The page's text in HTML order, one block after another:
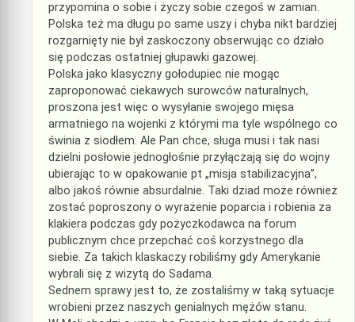
przypomina o sobie i życzy sobie czegoś w zamian.
Polska też ma długu po same uszy i chyba nikt bardziej
rozgarnięty nie był zaskoczony obserwując co działo
się podczas ostatniej głupawki gazowej.
Polska jako klasyczny gołodupiec nie mogąc
zaproponować ciekawych surowców naturalnych,
proszona jest więc o wysyłanie swojego mięsa
armatniego na wojenki z którymi ma tyle wspólnego co
świnia z siodłem. Ale Pan chce, sługa musi i tak nasi
dzielni posłowie jednogłośnie przyłączają się do wojny
ubierając to w opakowanie pt „misja stabilizacyjna”,
albo jakoś równie absurdalnie. Taki dziad może również
zostać poproszony o wyrażenie poparcia i robienia za
klakiera podczas gdy pożyczkodawca na forum
publicznym chce przepchać coś korzystnego dla
siebie. Za takich klaskaczy robiliśmy gdy Amerykanie
wybrali się z wizytą do Sadama.
Sednem sprawy jest to, że zostaliśmy w taką sytuacje
wrobieni przez naszych genialnych mężów stanu.